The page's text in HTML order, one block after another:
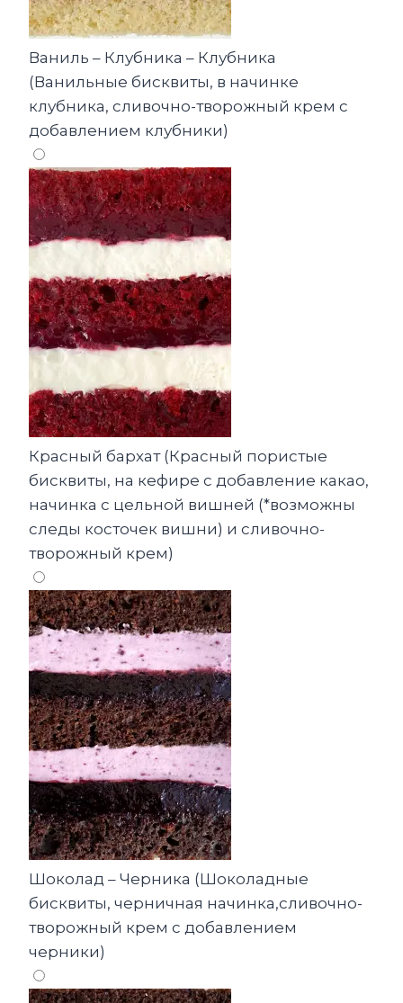
Ваниль – Клубника – Клубника
(Ванильные бисквиты, в начинке
клубника, сливочно-творожный крем с
добавлением клубники)
Красный бархат (Красный пористые
бисквиты, на кефире с добавление какао,
начинка с цельной вишней (*возможны
следы косточек вишни) и сливочно-
творожный крем)
Шоколад – Черника (Шоколадные
бисквиты, черничная начинка,сливочно-
творожный крем с добавлением
черники)